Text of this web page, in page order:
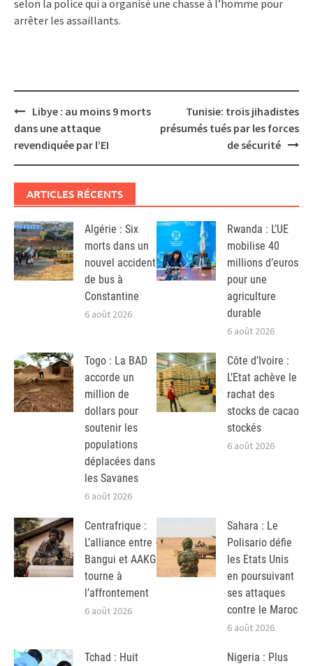
selon la police qui a organisé une chasse à l’homme pour
arrêter les assaillants.
Post
navigation
Libye : au moins 9 morts
dans une attaque
revendiquée par l’EI
Tunisie: trois jihadistes
présumés tués par les forces
de sécurité
ARTICLES RÉCENTS
Algérie : Six
morts dans un
nouvel accident
de bus à
Constantine
6 août 2026
Rwanda : L’UE
mobilise 40
millions d’euros
pour une
agriculture
durable
6 août 2026
Togo : La BAD
accorde un
million de
dollars pour
soutenir les
populations
déplacées dans
les Savanes
6 août 2026
Côte d’Ivoire :
L’Etat achève le
rachat des
stocks de cacao
stockés
6 août 2026
Centrafrique :
L’alliance entre
Bangui et AAKG
tourne à
l’affrontement
6 août 2026
Sahara : Le
Polisario défie
les Etats Unis
en poursuivant
ses attaques
contre le Maroc
6 août 2026
Tchad : Huit
Nigeria : Plus